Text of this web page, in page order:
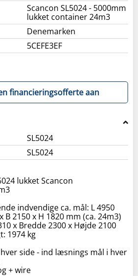
Scancon SL5024 - 5000mm
lukket container 24m3
Denemarken
5CEFE3EF
financieringsofferte aan
SL5024
SL5024
lukket Scancon
indvendige ca. mål: L 4950
B 2150 x H 1820 mm (ca. 24m3)
x Bredde 2300 x Højde 2100
1974 kg
side - ind læsnings mål i hver
+ wire